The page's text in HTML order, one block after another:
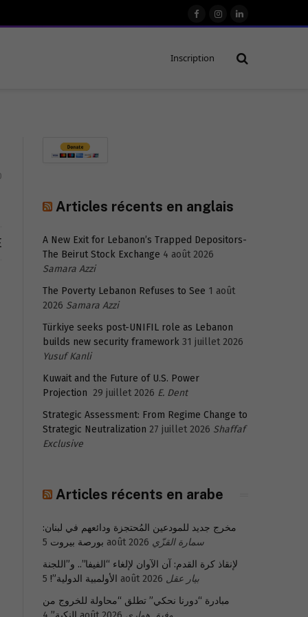
FacebookInstagram
LinkedIn
Inscription
Articles récents en anglais
A New Exit for Lebanon’s Trapped Depositors-
The Beirut Stock Exchange 4 août 2026
Samara Azzi
The Poverty Lebanon Refuses to See 1 août
2026 Samara Azzi
Türkiye seeks post-UNIFIL role as Lebanon
builds new security framework 31 juillet 2026
Yusuf Kanli
Kuwait and the Future of U.S. Power
Projection 29 juillet 2026 E. Dent
Strategic Assessment: From Regime Change to
Strategic Neutralization 27 juillet 2026 Shaffaf
Exclusive
Articles récents en arabe
مخرج جديد للمودعين المُحتجزة ودائعهم في لبنان:
بورصة بيروت 5 août 2026 سمارة القزّي
لإنقاذ كرة القدم: آن الآوان لإلغاء “الفيفا”.. و”اللجنة
الأولمبية الدولية”! 5 août 2026 بيار عقل
مبادرة “دورنا نحكي” تطلق “محاولة للخروج من